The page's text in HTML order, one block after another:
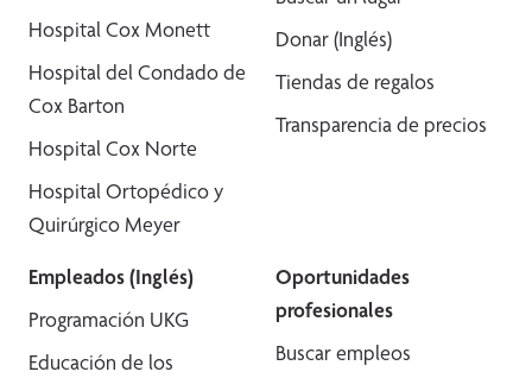
Hospital Cox Monett
Hospital del Condado de
Cox Barton
Hospital Cox Norte
Hospital Ortopédico y
Quirúrgico Meyer
Donar (Inglés)
Tiendas de regalos
Transparencia de precios
Empleados (Inglés)
Programación UKG
Educación de los
Oportunidades
profesionales
Buscar empleos